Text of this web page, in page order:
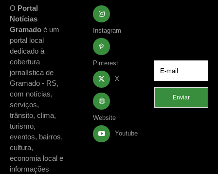
O Portal
Notícias
Gramado é um
portal local
dedicado à
cobertura
jornalística de
Gramado - RS,
com notícias,
serviços,
trânsito, clima,
turismo,
eventos, bairros,
cultura,
economia local e
informações
Instagram
Pinterest
X
Website
Youtube
Enviar